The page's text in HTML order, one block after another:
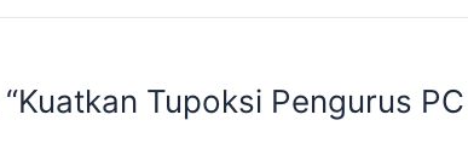
Tupoksi Pengurus